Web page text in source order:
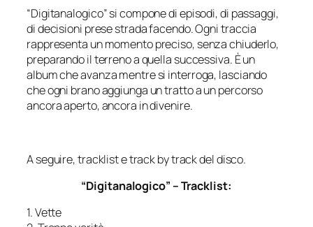
“Digitanalogico” si compone di episodi, di passaggi,
di decisioni prese strada facendo. Ogni traccia
rappresenta un momento preciso, senza chiuderlo,
preparando il terreno a quella successiva. È un
album che avanza mentre si interroga, lasciando
che ogni brano aggiunga un tratto a un percorso
ancora aperto, ancora in divenire.
A seguire, tracklist e track by track del disco.
“Digitanalogico” – Tracklist:
1. Vette